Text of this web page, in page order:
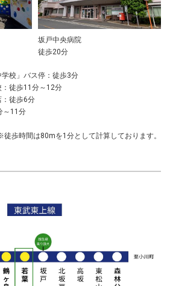
坂戸中央病院
徒歩20分
校」バス停：徒歩3分
徒歩11分～12分
：徒歩6分
～11分
徒歩時間は80mを1分として計算しております。